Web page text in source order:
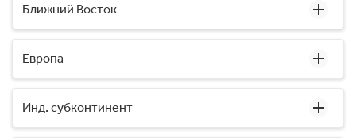
Ближний Восток
Европа
Инд. субконтинент